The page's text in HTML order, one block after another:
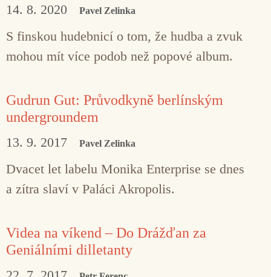
14. 8. 2020 Pavel Zelinka
S finskou hudebnicí o tom, že hudba a zvuk
mohou mít více podob než popové album.
Gudrun Gut: Průvodkyně berlínským
undergroundem
13. 9. 2017 Pavel Zelinka
Dvacet let labelu Monika Enterprise se dnes
a zítra slaví v Paláci Akropolis.
Videa na víkend – Do Drážďan za
Geniálními dilletanty